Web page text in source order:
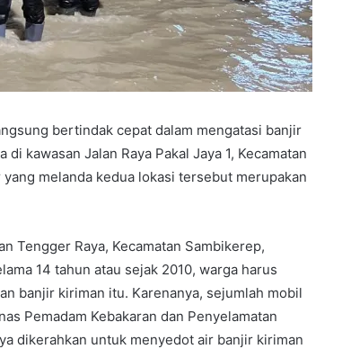
bertindak cepat dalam mengatasi banjir
kawasan Jalan Raya Pakal Jaya 1, Kecamatan
melanda kedua lokasi tersebut merupakan
Tengger Raya, Kecamatan Sambikerep,
14 tahun atau sejak 2010, warga harus
banjir kiriman itu. Karenanya, sejumlah mobil
Pemadam Kebakaran dan Penyelamatan
dikerahkan untuk menyedot air banjir kiriman